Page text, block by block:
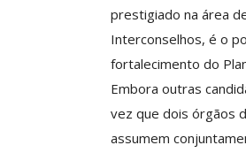
prestigiado na área
Interconselhos, é o
fortalecimento do
Embora outras
vez que dois órgãos
assumem
O Horizonte Para Nossa
Carreira Em 2027?
17 jul, 2026